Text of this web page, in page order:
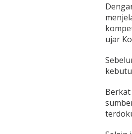
ujar